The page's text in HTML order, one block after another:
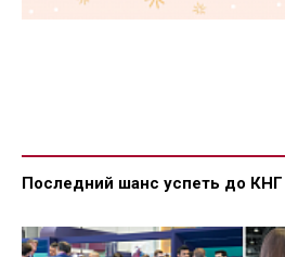
Последний шанс успеть до КНГ